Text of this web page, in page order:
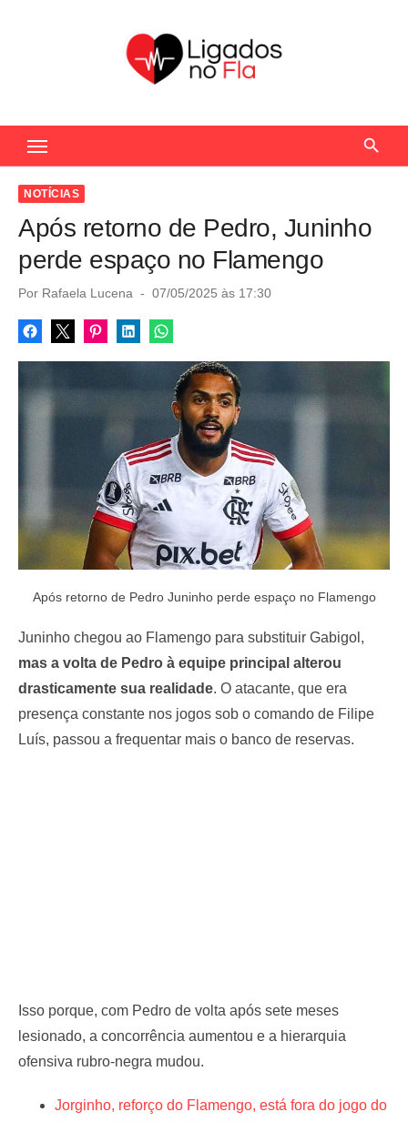
c
NOTÍCIAS
Após retorno de Pedro, Juninho
perde espaço no Flamengo
Por Rafaela Lucena
P
s
t
07/05/2025 às 17:30
Após retorno de Pedro Juninho perde espaço no Flamengo
Juninho chegou ao Flamengo para substituir Gabigol,
mas a volta de Pedro à equipe principal alterou
drasticamente sua realidade. O atacante, que era
presença constante nos jogos sob o comando de Filipe
Luís, passou a frequentar mais o banco de reservas.
Isso porque, com Pedro de volta após sete meses
lesionado, a concorrência aumentou e a hierarquia
ofensiva rubro-negra mudou.
Jorginho, reforço do Flamengo, está fora do jogo do